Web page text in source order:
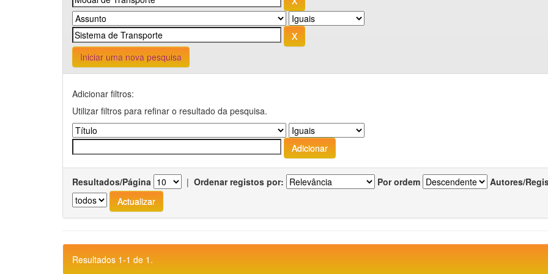
Iniciar uma nova pesquisa
Adicionar filtros:
Utilizar filtros para refinar o resultado da pesquisa.
Resultados/Página | Ordenar registos por: Por ordem Autores/
Resultados 1-1 de 1.